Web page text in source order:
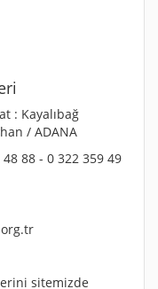
: Kayalıbağ
/ ADANA
88 - 0 322 359 49
sitemizde